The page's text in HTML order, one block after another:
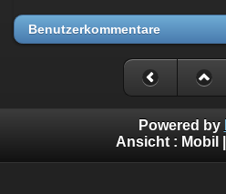
Benutzerkommentare
Powered by
Ansicht : Mobil